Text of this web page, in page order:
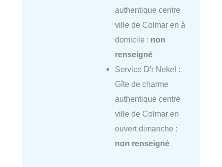
authentique centre
ville de Colmar en à
domicile : non
renseigné
Service D'r Nekel :
Gîte de charme
authentique centre
ville de Colmar en
ouvert dimanche :
non renseigné